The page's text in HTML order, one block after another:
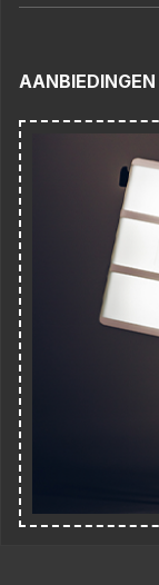
AANBIEDINGEN